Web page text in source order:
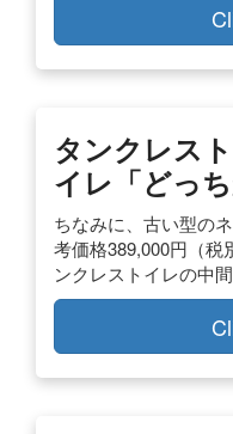
タンクレス
イレ「どっ
ちなみに、古い型の
考価格389,000円（税
ンクレストイレの中